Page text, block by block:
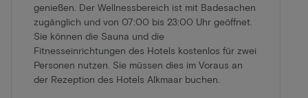
genießen. Der Wellnessbereich ist mit Badesachen
zugänglich und von 07:00 bis 23:00 Uhr geöffnet.
Sie können die Sauna und die
Fitnesseinrichtungen des Hotels kostenlos für zwei
Personen nutzen. Sie müssen dies im Voraus an
der Rezeption des Hotels Alkmaar buchen.